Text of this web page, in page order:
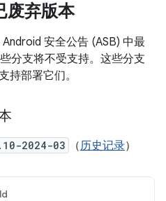
废弃版本
安全公告 (ASB) 中最
分支将不受支持。这些分支
持部署它们。
2024-03 （历史记录）